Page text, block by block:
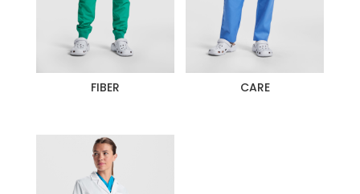
FIBER CARE